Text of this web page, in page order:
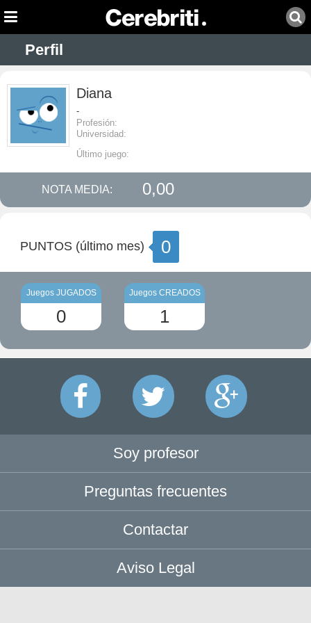
Perfil
Diana
-
Profesión:
Universidad:
Último juego:
NOTA MEDIA: 0,00
PUNTOS (último mes) 0
Juegos JUGADOS
0
Juegos CREADOS
1
Soy profesor
Preguntas frecuentes
Contactar
Aviso Legal